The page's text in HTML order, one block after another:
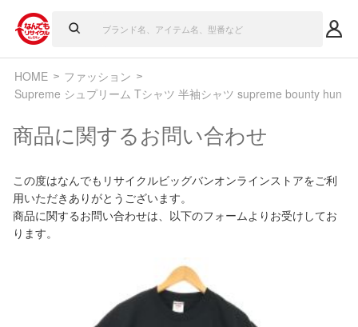
HOME
ファッション
Supreme シュプリーム Tシャツ 半袖シャツ supreme bounty
商品に関するお問い合わせ
この度はなんでもリサイクルビッグバンオンラインストアをご利
用いただきありがとうございます。
商品に関するお問い合わせは、以下のフォームよりお受けしてお
ります。